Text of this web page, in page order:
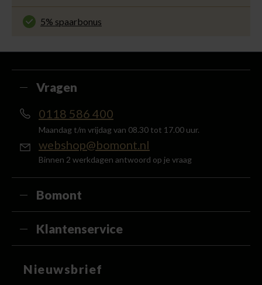
Gemakkelijk en voordelig via de DHL Parcelshop
voor slechts € 4,95 of gratis in onze winkels.
5% spaarbonus
Vragen
0118 586 400
Maandag t/m vrijdag van 08.30 tot 17.00 uur.
webshop@bomont.nl
Binnen 2 werkdagen antwoord op je vraag
Bomont
Klantenservice
Nieuwsbrief